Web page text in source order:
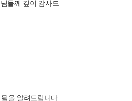
들께 깊이 감사드
을 알려드립니다.